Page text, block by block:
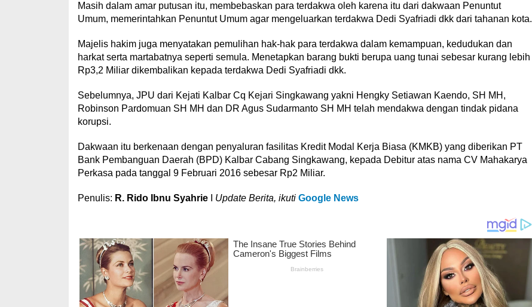
Masih dalam amar putusan itu, membebaskan para terdakwa oleh karena itu dari dakwaan Penuntut
Umum, memerintahkan Penuntut Umum agar mengeluarkan terdakwa Dedi Syafriadi dkk dari tahanan kota.
Majelis hakim juga menyatakan pemulihan hak-hak para terdakwa dalam kemampuan, kedudukan dan
harkat serta martabatnya seperti semula. Menetapkan barang bukti berupa uang tunai sebesar kurang lebih
Rp3,2 Miliar dikembalikan kepada terdakwa Dedi Syafriadi dkk.
Sebelumnya, JPU dari Kejati Kalbar Cq Kejari Singkawang yakni Hengky Setiawan Kaendo, SH MH,
Robinson Pardomuan SH MH dan DR Agus Sudarmanto SH MH telah mendakwa dengan tindak pidana
korupsi.
Dakwaan itu berkenaan dengan penyaluran fasilitas Kredit Modal Kerja Biasa (KMKB) yang diberikan PT
Bank Pembanguan Daerah (BPD) Kalbar Cabang Singkawang, kepada Debitur atas nama CV Mahakarya
Perkasa pada tanggal 9 Februari 2016 sebesar Rp2 Miliar.
Penulis: R. Rido Ibnu SyahrieI Update Berita, ikuti Google News